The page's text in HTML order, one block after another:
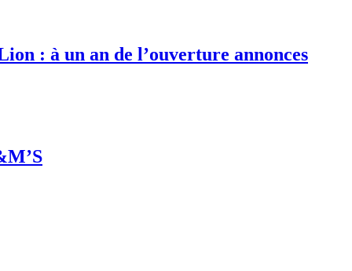
: à un an de l’ouverture annonces